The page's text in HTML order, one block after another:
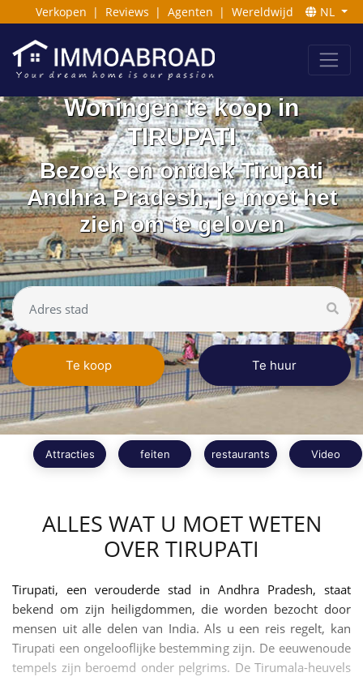
Verkopen | Reviews | Agenten | Wereldwijd NL
Woningen te koop in
TIRUPATI
Bezoek en ontdek Tirupati
Andhra Pradesh, je moet het
zien om te geloven
Te koop Te huur
Attracties feiten restaurants Video
ALLES WAT U MOET WETEN
OVER TIRUPATI
Tirupati, een verouderde stad in Andhra Pradesh, staat
bekend om zijn heiligdommen, die worden bezocht door
mensen uit alle delen van India. Als u een reis regelt, kan
Tirupati een ongelooflijke bestemming zijn. De eeuwenoude
tempels zijn beroemd onder pelgrims. De Tirumala-heuvels